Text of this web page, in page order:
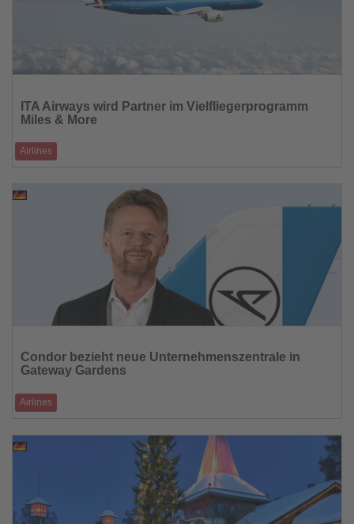
die
Nachrichten
ITA Airways wird Partner im Vielfliegerprogramm
Miles & More
Airlines
20.03.2026
die
Nachrichten
Condor bezieht neue Unternehmenszentrale in
Gateway Gardens
Airlines
20.03.2026